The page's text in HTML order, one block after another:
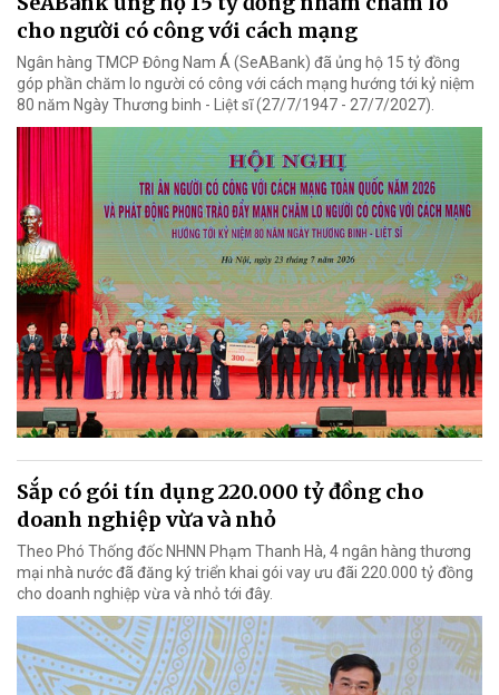
cho người có công với cách mạng
Ngân hàng TMCP Đông Nam Á (SeABank) đã ủng hộ 15 tỷ đồng
góp phần chăm lo người có công với cách mạng hướng tới kỷ niệm
80 năm Ngày Thương binh - Liệt sĩ (27/7/1947 - 27/7/2027).
Sắp có gói tín dụng 220.000 tỷ đồng cho
doanh nghiệp vừa và nhỏ
Theo Phó Thống đốc NHNN Phạm Thanh Hà, 4 ngân hàng thương
mại nhà nước đã đăng ký triển khai gói vay ưu đãi 220.000 tỷ đồng
cho doanh nghiệp vừa và nhỏ tới đây.